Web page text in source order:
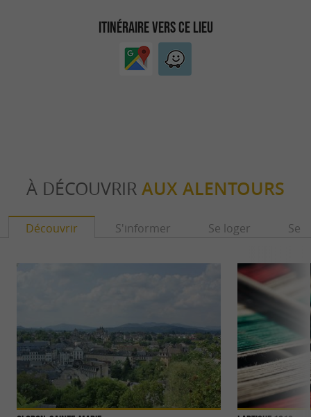
ITINÉRAIRE VERS CE LIEU
À DÉCOUVRIR AUX ALENTOURS
Découvrir S'informer Se loger Se